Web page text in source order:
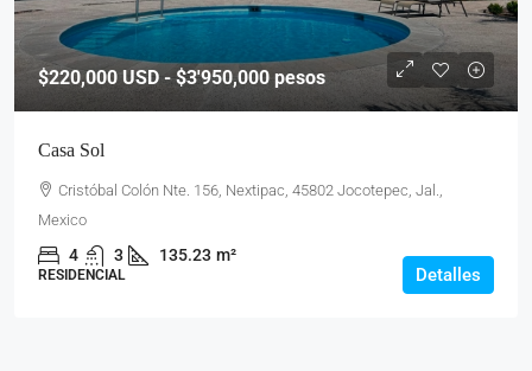
$220,000 USD - $3'950,000 pesos
Casa Sol
Cristóbal Colón Nte. 156, Nextipac, 45802 Jocotepec, Jal.,
Mexico
4 3 135.23 m²
RESIDENCIAL Detalles